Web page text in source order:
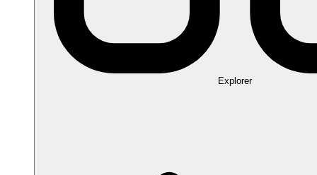
Explorer